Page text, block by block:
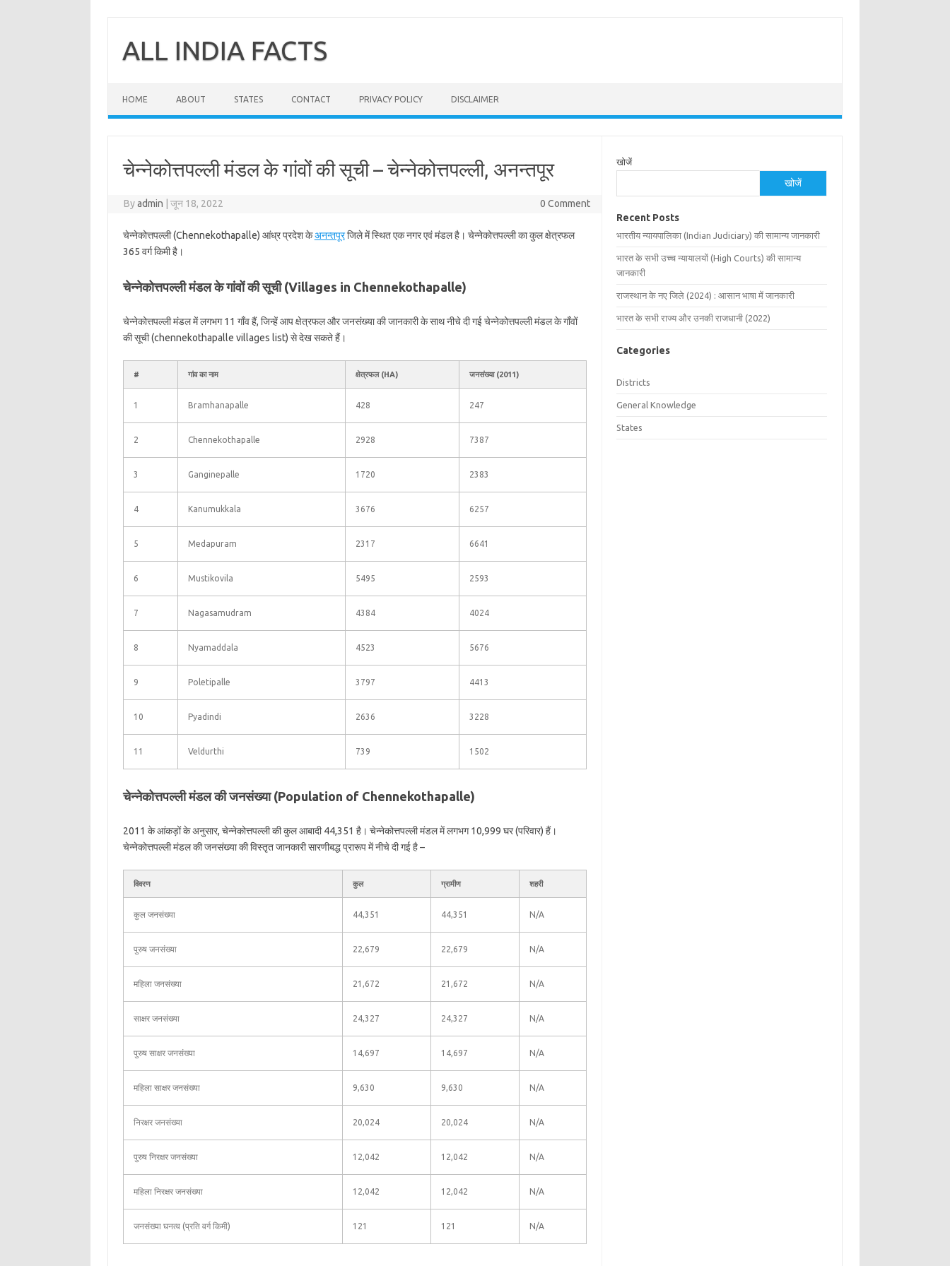
contentALL INDIA FACTS
HOME ABOUT STATES CONTACT PRIVACY POLICY DISCLAIMER
चेन्नेकोत्तपल्ली मंडल के गांवों की सूची – चेन्नेकोत्तपल्ली, अनन्तपूर
Byadmin जून 18, 2022 0 Comment
चेन्नेकोत्तपल्ली (Chennekothapalle) आंध्र प्रदेश केअनन्तपूरजिले में स्थित एक नगर एवं मंडल है। चेन्नेकोत्तपल्ली का कुल क्षेत्रफल
365 वर्ग किमी है।
चेन्नेकोत्तपल्ली मंडल के गांवों की सूची (Villages in Chennekothapalle)
चेन्नेकोत्तपल्ली मंडल में लगभग 11 गाँव हैं, जिन्हें आप क्षेत्रफल और जनसंख्या की जानकारी के साथ नीचे दी गई चेन्नेकोत्तपल्ली मंडल के गाँवों
की सूची (chennekothapalle villages list) से देख सकते हैं।
# गांव का नाम क्षेत्रफल (HA) जनसंख्या (2011)
1 Bramhanapalle 428 247
2 Chennekothapalle 2928 7387
3 Ganginepalle 1720 2383
4 Kanumukkala 3676 6257
5 Medapuram 2317 6641
6 Mustikovila 5495 2593
7 Nagasamudram 4384 4024
8 Nyamaddala 4523 5676
9 Poletipalle 3797 4413
10 Pyadindi 2636 3228
11 Veldurthi 739 1502
चेन्नेकोत्तपल्ली मंडल की जनसंख्या (Population of Chennekothapalle)
2011 के आंकड़ों के अनुसार, चेन्नेकोत्तपल्ली की कुल आबादी 44,351 है। चेन्नेकोत्तपल्ली मंडल में लगभग 10,999 घर (परिवार) हैं।
चेन्नेकोत्तपल्ली मंडल की जनसंख्या की विस्तृत जानकारी सारणीबद्ध प्रारूप में नीचे दी गई है –
विवरण कुल ग्रामीण शहरी
कुल जनसंख्या 44,351 44,351 N/A
पुरुष जनसंख्या 22,679 22,679 N/A
महिला जनसंख्या 21,672 21,672 N/A
साक्षर जनसंख्या 24,327 24,327 N/A
पुरुष साक्षर जनसंख्या 14,697 14,697 N/A
महिला साक्षर जनसंख्या 9,630 9,630 N/A
निरक्षर जनसंख्या 20,024 20,024 N/A
पुरुष निरक्षर जनसंख्या 12,042 12,042 N/A
महिला निरक्षर जनसंख्या 12,042 12,042 N/A
जनसंख्या घनत्व (प्रति वर्ग किमी) 121 121 N/A
खोजें
खोजें
Recent Posts
भारतीय न्यायपालिका (Indian Judiciary) की सामान्य जानकारी
भारत के सभी उच्च न्यायालयों (High Courts) की सामान्य
जानकारी
राजस्थान के नए जिले (2024) : आसान भाषा में जानकारी
भारत के सभी राज्य और उनकी राजधानी (2022)
Categories
Districts
General Knowledge
States